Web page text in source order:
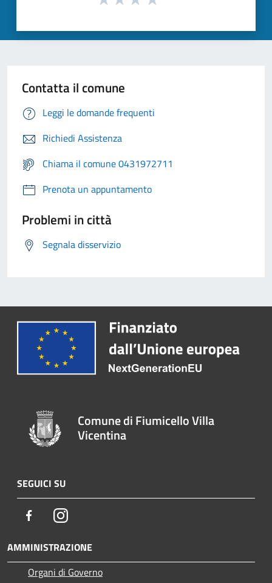
Contatta il comune
Leggi le domande frequenti
Richiedi Assistenza
Chiama il comune 0431972711
Prenota un appuntamento
Problemi in città
Segnala disservizio
Comune di Fiumicello Villa
Vicentina
SEGUICI SU
FacebookInstagram
AMMINISTRAZIONE
Organi di Governo